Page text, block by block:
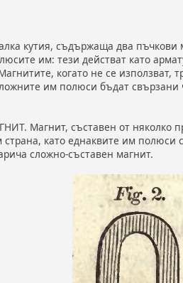
кутия, съдържаща два пъчкови
им: тези действат като
когато не се използват,
им полюси бъдат
Магнит, съставен от няколко
страна, като еднаквите им полюси
сложно-съставен магнит.